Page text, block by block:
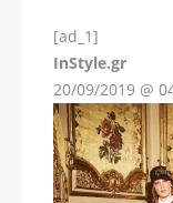
[ad_1]
InStyle.gr
20/09/2019 @